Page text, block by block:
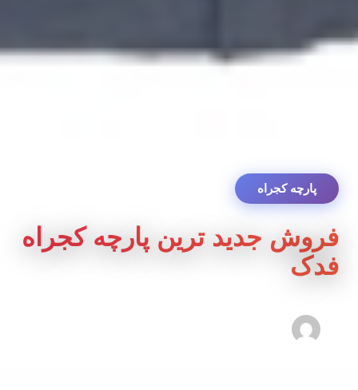
پارچه کجراه
فروش جدید ترین پارچه کجراه
فدک